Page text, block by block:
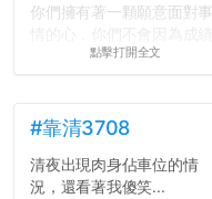
你們擁有著一顆願意面對事
壓力而選擇逃避(作弊)，在
績無法體現你們的努力，但
往後你們正直的態度一定會
讓你們在社會上適應得更
好。最後，那些作弊的同
點擊打開全文
#靠清3708
清夜出現肉身佔車位的情
況，還看著我傻笑...